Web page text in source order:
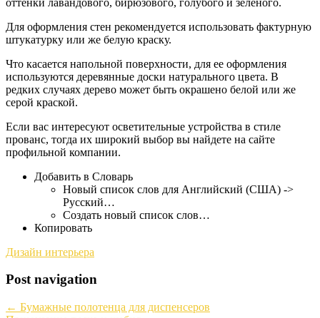
Для оформления стен рекомендуется использовать фактурную
штукатурку или же белую краску.
Что касается напольной поверхности, для ее оформления
используются деревянные доски натурального цвета. В
редких случаях дерево может быть окрашено белой или же
серой краской.
Если вас интересуют осветительные устройства в стиле
прованс, тогда их широкий выбор вы найдете на сайте
профильной компании.
Добавить в Словарь
Новый список слов для Английский (США) ->
Русский…
Создать новый список слов…
Копировать
Дизайн интерьера
Post navigation
← Бумажные полотенца для диспенсеров